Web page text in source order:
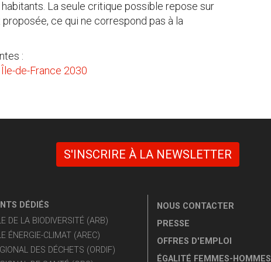
La seule critique possible repose sur
ce qui ne correspond pas à la
:
Île-de-France 2030
S'INSCRIRE À LA NEWSLETTER
DÉDIÉS
DE LA BIODIVERSITÉ (ARB)
ÉNERGIE-CLIMAT (AREC)
DES DÉCHETS (ORDIF)
NOUS CONTACTER
PRESSE
OFFRES D'EMPLOI
ÉGALITÉ FEMMES-HOMMES